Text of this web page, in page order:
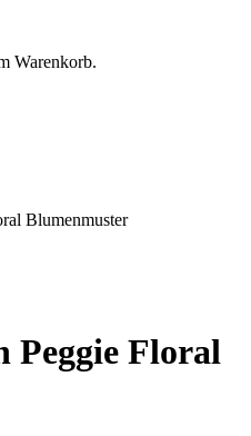
Warenkorb.
Blumenmuster
Peggie Floral